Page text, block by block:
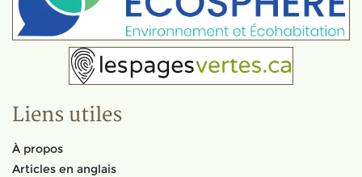
Liens utiles
À propos
Articles en anglais